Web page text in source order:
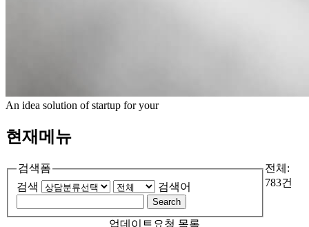
An idea solution of startup for your
현재메뉴
검색폼
검색
검색어
Search
전체:
783건
업데이트요청 목록